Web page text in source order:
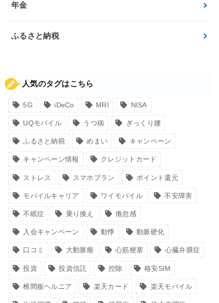
年金
ふるさと納税
人気のタグはこちら
5G iDeCo MRI NISA
UQモバイル うつ病 ぎっくり腰
ふるさと納税 めまい キャンペーン
キャンペーン情報 クレジットカード
ストレス スマホプラン ポイント還元
モバイルキャリア ワイモバイル 不安障害
不眠症 乗り換え 倦怠感
入会キャンペーン 動悸 動脈硬化
口コミ 大動脈瘤 心筋梗塞 心臓弁膜症
投資 投資信託 控除 格安SIM
椎間板ヘルニア 楽天カード 楽天モバイル